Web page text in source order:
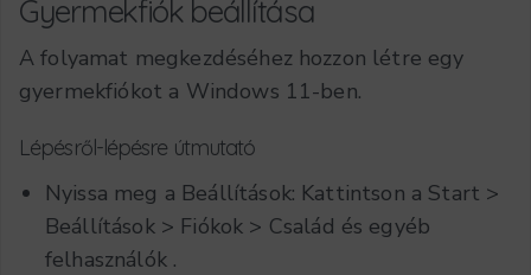
Gyermekfiók beállítása
A folyamat megkezdéséhez hozzon létre egy
gyermekfiókot a Windows 11-ben.
Lépésről-lépésre útmutató
Nyissa meg a Beállítások: Kattintson a Start >
Beállítások > Fiókok > Család és egyéb
felhasználók .